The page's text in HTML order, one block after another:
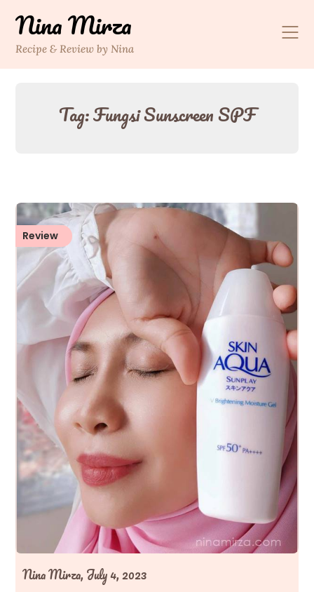
content
Nina Mirza
Recipe & Review by Nina
Tag:Fungsi Sunscreen SPF
Review
Nina Mirza, July 4, 2023